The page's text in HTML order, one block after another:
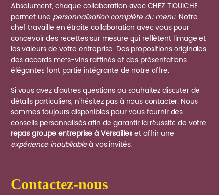
Absolument, chaque collaboration avec CHEZ TIOUICHE
permet unepersonnalisation complète du menu. Notre
chef travaille en étroite collaboration avec vous pour
concevoir des recettes sur mesure qui reflètent l'image et
les valeurs de votre entreprise. Des propositions originales,
des accords mets-vins raffinés et des présentations
élégantes font partie intégrante de notre offre.
Si vous avez d'autres questions ou souhaitez discuter de
détails particuliers, n'hésitez pas à nous contacter. Nous
sommes toujours disponibles pour vous fournir des
conseils personnalisés afin de garantir la réussite de votre
repas groupe entreprise à Versailleset offrir une
expérience inoubliableà vos invités.
contactez-nous